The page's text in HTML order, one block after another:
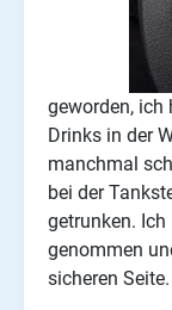
geworden, ich
Drinks in der
manchmal
bei der
getrunken.
genommen
sicheren Seite.